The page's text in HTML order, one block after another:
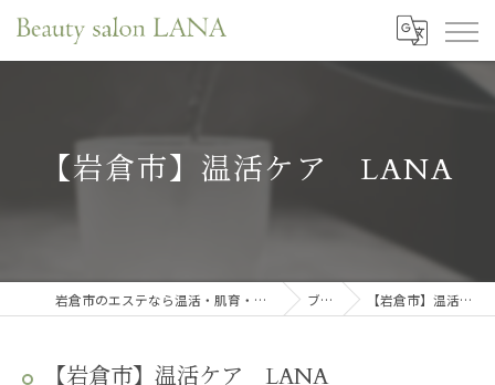
【岩倉市】温活ケア LANA
岩倉市のエステなら温活・肌育・口元リフレサロンLANA ブログ 【岩倉市】温活ケア LANA
【岩倉市】温活ケア LANA